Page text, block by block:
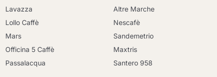
Lavazza
Lollo Caffè
Mars
Officina 5 Caffè
Passalacqua
Altre Marche
Nescafè
Sandemetrio
Maxtris
Santero 958